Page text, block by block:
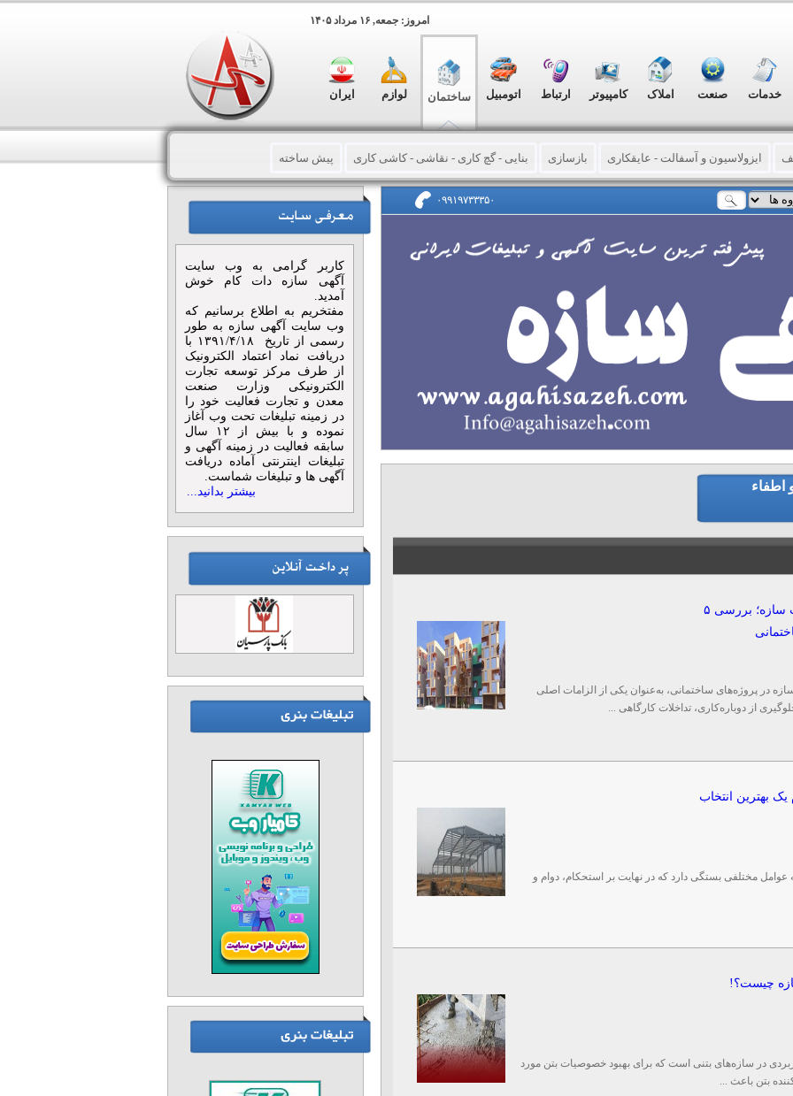
امروز: جمعه, ۱۶ مرداد ۱۴۰۵
خدمات صنعت املاک کامپیوتر ارتباط اتومبیل ساختمان لوازم ایران
ایزولاسیون و آسفالت - عایقکاری بازسازی بنایی - گچ کاری - نقاشی - کاشی کاری پیش ساخته
تیرچه خدمات سازه های بتنی داربست
کفسابی – نماشویی ماشین آلات ساختمانی مصالح ساختمانی
استخر – سونا - جکوزی
تاسیسات فنی درب و کرکره اتوماتیک سیستم های حفاظتی - دوربین مداربسته کانال سازی
آهنگری و جوشکاری پارتیشن - پارکت - کفپوش
ساختمان کابینت - فروش - تعمیرات کفپوش کنیتکس – رولکس معماری و دکوراسیون داخلی
۰۹۹۱۹۷۳۳۳۵۰
اطفاء
طراحی معماری و هماهنگی با محاسبات سازه؛ بررسی ۵
در پروژه‌های ساختمانی، به‌عنوان یکی از الزامات اصلی
از دوباره‌کاری، تداخلات کارگاهی ...
بهترین انتخاب
مختلفی بستگی دارد که در نهایت بر استحکام، دوام و
چیست؟!
در سازه‌های بتنی است که برای بهبود خصوصیات بتن مورد
بتن باعث ...
کاربر گرامی به وب سایت
آگهی سازه دات کام خوش
آمدید.
مفتخریم به اطلاع برسانیم که
وب سایت آگهی سازه به طور
رسمی از تاریخ ۱۳۹۱/۴/۱۸ با
دریافت نماد اعتماد الکترونیک
از طرف مرکز توسعه تجارت
الکترونیکی وزارت صنعت
معدن و تجارت فعالیت خود را
در زمینه تبلیغات تحت وب آغاز
نموده و با بیش از ۱۲ سال
سابقه فعالیت در زمینه آگهی و
تبلیغات اینترنتی آماده دریافت
آگهی ها و تبلیغات شماست.
بیشتر بدانید...